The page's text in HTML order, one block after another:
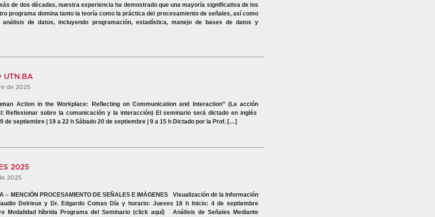
de dos décadas, nuestra experiencia ha demostrado que una mayoría significativa de los
programa domina tanto la teoría como la práctica del procesamiento de señales, así como
análisis de datos, incluyendo programación, estadística, manejo de bases de datos y
UTN.BA
de 2025
Action in the Workplace: Reflecting on Communication and Interaction” (La acción
Reflexionar sobre la comunicación y la interacción) El seminario será dictado en inglés
de septiembre | 19 a 22 h Sábado 20 de septiembre | 9 a 15 h Dictado por la Prof. […]
2025
2025
– MENCIÓN PROCESAMIENTO DE SEÑALES E IMÁGENES Visualización de la Información
Delrieux y Dr. Edgardo Comas Día y horario: Jueves 18 h Inicio: 4 de septiembre
Modalidad híbrida Programa del Seminario (click aquí) Análisis de Señales Mediante